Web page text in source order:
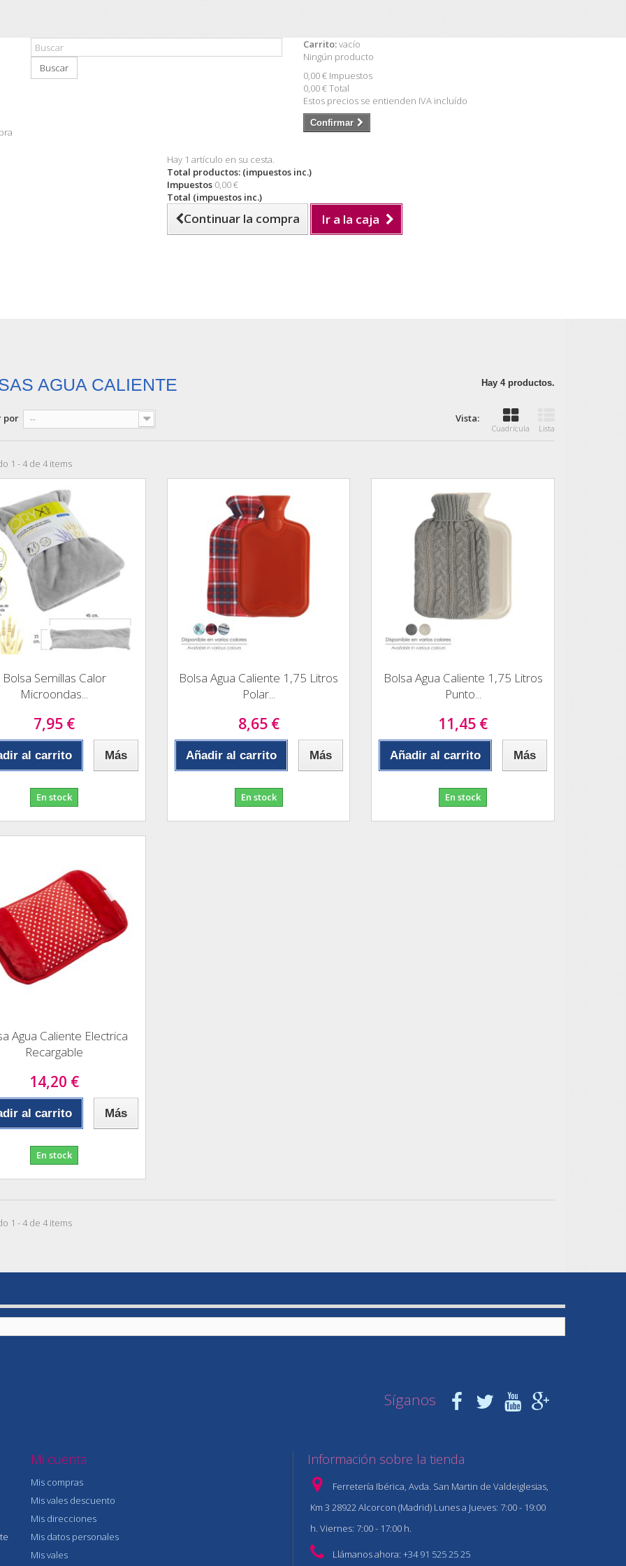
Buscar
Carrito:vacío
Ningún producto
0,00 € Impuestos
0,00 €Total
Estos precios se entienden IVA incluído
Confirmar
Hay 1 artículo en su cesta.
Total productos: (impuestos inc.)
Impuestos 0,00 €
Total (impuestos inc.)
Continuar la compra Ir a la caja
AGUA CALIENTE Hay 4 productos.
Vista:
Cuadrícula Lista
por --
1 - 4 de 4 items
Bolsa Semillas Calor
Microondas...
7,95 €
al carrito Más
En stock
Bolsa Agua Caliente 1,75 Litros
Polar...
8,65 €
Añadir al carrito Más
En stock
Bolsa Agua Caliente 1,75 Litros
Punto...
11,45 €
Añadir al carrito Más
En stock
Agua Caliente Electrica
Recargable
14,20 €
al carrito Más
En stock
1 - 4 de 4 items
Síganos
Mi cuenta
Mis compras
Mis vales descuento
Mis direcciones
Mis datos personales
Mis vales
Información sobre la tienda
Ferretería Ibérica, Avda. San Martin de Valdeiglesias,
Km 3 28922 Alcorcon (Madrid) Lunes a Jueves: 7:00 - 19:00
h. Viernes: 7:00 - 17:00 h.
Llámanos ahora: +34 91 525 25 25